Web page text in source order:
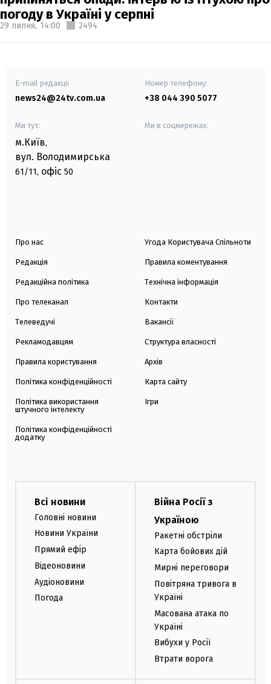
погоду в Україні у серпні
29 липня, 14:00 2494
E-mail редакції
news24@24tv.com.ua
Номер телефону:
+38 044 390 5077
Ми тут:
м.Київ,
вул. Володимирська
61/11, офіс 50
Ми в соцмережах:
Про нас
Редакція
Редакційна політика
Про телеканал
Телеведучі
Рекламодавцям
Правила користування
Політика конфіденційності
Політика використання
штучного інтелекту
Політика конфіденційності
додатку
Угода Користувача Спільноти
Правила коментування
Технічна інформація
Контакти
Вакансії
Структура власності
Архів
Карта сайту
Ігри
Всі новини
Головні новини
Новини України
Прямий ефір
Відеоновини
Аудіоновини
Погода
Війна Росії з
Україною
Ракетні обстріли
Карта бойових дій
Мирні переговори
Повітряна тривога в
Україні
Масована атака по
Україні
Вибухи у Росії
Втрати ворога